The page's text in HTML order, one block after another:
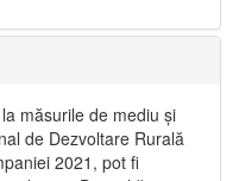
măsurile de mediu și
de Dezvoltare Rurală
2021, pot fi